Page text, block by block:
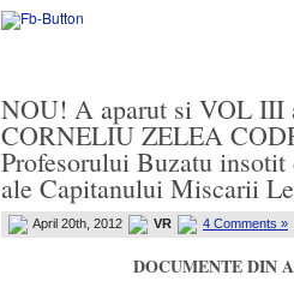
NOU! A aparut si VOL
CORNELIU ZELEA
Profesorului Buzatu
ale Capitanului Miscarii
April 20th, 2012 VR 4 Comments »
DOCUMENTE DIN